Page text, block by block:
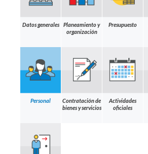
Datos generales
Planeamiento y
organización
Presupuesto
Personal
Contratación de
bienes y servicios
Actividades
oficiales